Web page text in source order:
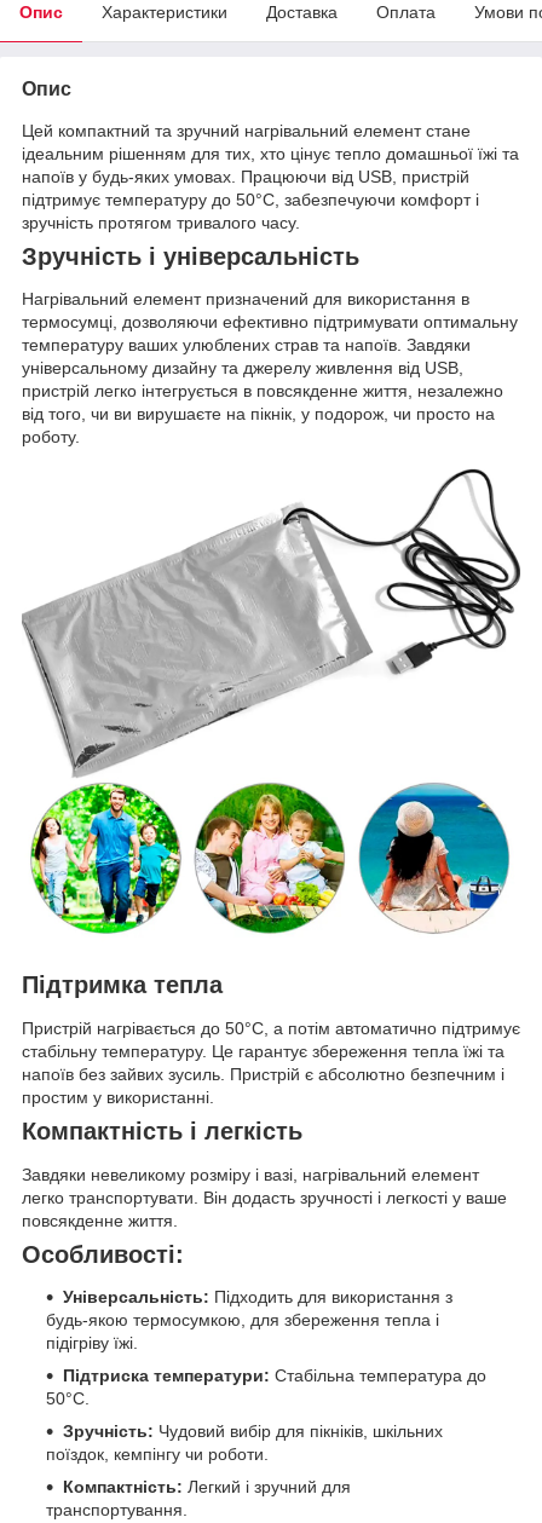
Опис Характеристики Доставка Оплата Умови
Опис
Цей компактний та зручний нагрівальний елемент стане
ідеальним рішенням для тих, хто цінує тепло домашньої їжі та
напоїв у будь-яких умовах. Працюючи від USB, пристрій
підтримує температуру до 50°C, забезпечуючи комфорт і
зручність протягом тривалого часу.
Зручність і універсальність
Нагрівальний елемент призначений для використання в
термосумці, дозволяючи ефективно підтримувати оптимальну
температуру ваших улюблених страв та напоїв. Завдяки
універсальному дизайну та джерелу живлення від USB,
пристрій легко інтегрується в повсякденне життя, незалежно
від того, чи ви вирушаєте на пікнік, у подорож, чи просто на
роботу.
Підтримка тепла
Пристрій нагрівається до 50°C, а потім автоматично підтримує
стабільну температуру. Це гарантує збереження тепла їжі та
напоїв без зайвих зусиль. Пристрій є абсолютно безпечним і
простим у використанні.
Компактність і легкість
Завдяки невеликому розміру і вазі, нагрівальний елемент
легко транспортувати. Він додасть зручності і легкості у ваше
повсякденне життя.
Особливості:
Універсальність: Підходить для використання з
будь-якою термосумкою, для збереження тепла і
підігріву їжі.
Підтриска температури: Стабільна температура до
50°C.
Зручність: Чудовий вибір для пікніків, шкільних
поїздок, кемпінгу чи роботи.
Компактність: Легкий і зручний для
транспортування.